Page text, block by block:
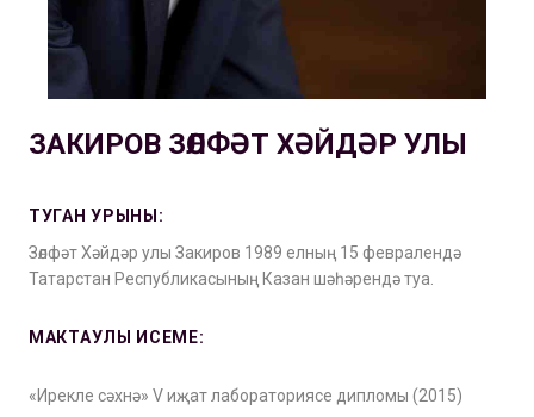
ЗАКИРОВ ЗӨЛФӘТ ХӘЙДӘР УЛЫ
ТУГАН УРЫНЫ:
Зөлфәт Хәйдәр улы Закиров 1989 елның 15 февралендә
Татарстан Республикасының Казан шәһәрендә туа.
МАКТАУЛЫ ИСЕМЕ:
«Ирекле сәхнә» V иҗат лабораториясе дипломы (2015)